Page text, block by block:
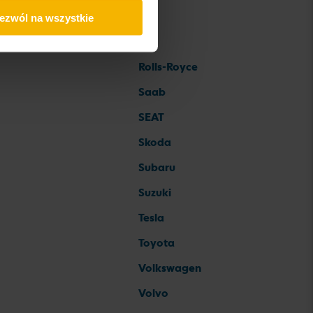
na wszystkie
Rolls-Royce
Saab
SEAT
Skoda
Subaru
Suzuki
Tesla
Toyota
Volkswagen
Volvo